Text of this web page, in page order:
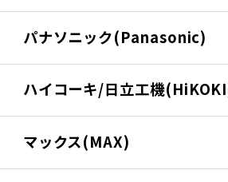
パナソニック(Panasonic)
ハイコーキ/日立工機
マックス(MAX)